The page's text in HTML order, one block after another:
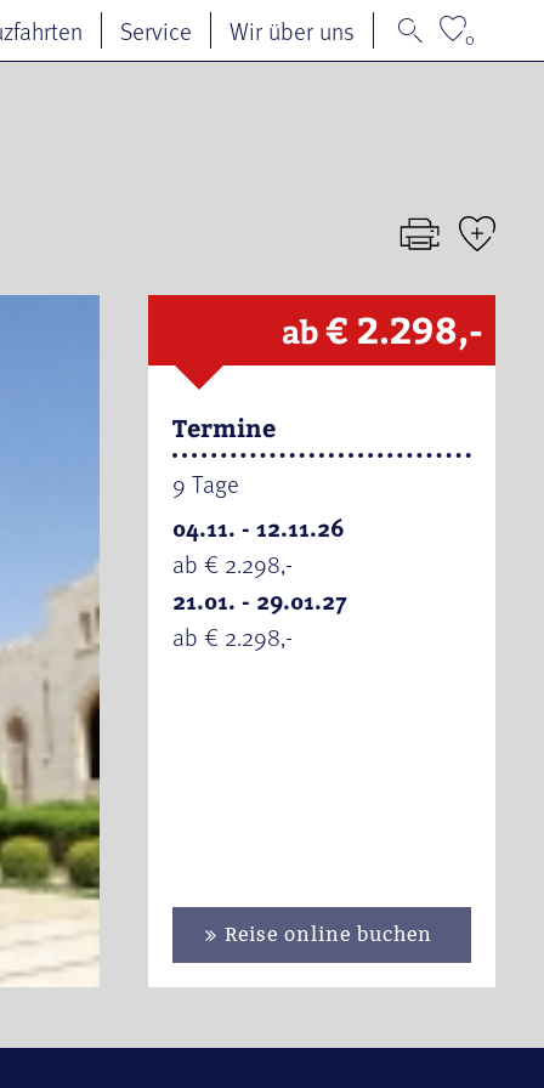
Service Wir über uns 0
Muscat
ab€ 2.298,-
Termine
9 Tage
04.11. - 12.11.26
ab € 2.298,-
21.01. - 29.01.27
ab € 2.298,-
Reise online buchen